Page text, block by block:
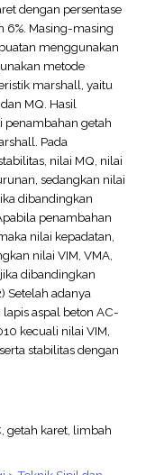
dengan persentase
6%. Masing-masing
menggunakan
metode
marshall, yaitu
MQ. Hasil
penambahan getah
Pada
nilai MQ, nilai
sedangkan nilai
dibandingkan
penambahan
nilai kepadatan,
nilai VIM, VMA,
dibandingkan
Setelah adanya
aspal beton AC-
kecuali nilai VIM,
stabilitas dengan
getah karet, limbah